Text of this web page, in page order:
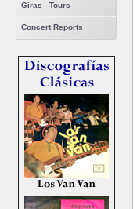
Giras - Tours
Concert Reports